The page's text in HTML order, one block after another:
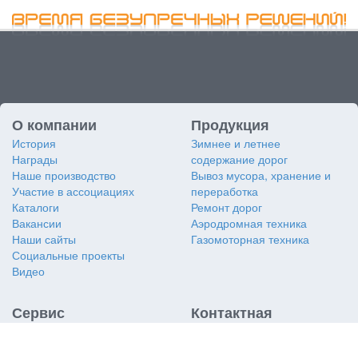
О компании
История
Награды
Наше производство
Участие в ассоциациях
Каталоги
Вакансии
Наши сайты
Социальные проекты
Видео
Продукция
Зимнее и летнее
содержание дорог
Вывоз мусора, хранение и
переработка
Ремонт дорог
Аэродромная техника
Газомоторная техника
Сервис
Контактная